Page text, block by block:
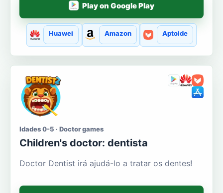
Play on Google Play
Huawei Amazon Aptoide
Idades 0-5 · Doctor games
Сhildren's doctor: dentista
Doctor Dentist irá ajudá-lo a tratar os dentes!